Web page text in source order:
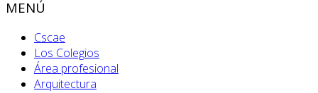
MENÚ
Cscae
Los Colegios
Área profesional
Arquitectura